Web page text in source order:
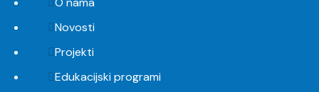
Novosti
Projekti
Edukacijski programi